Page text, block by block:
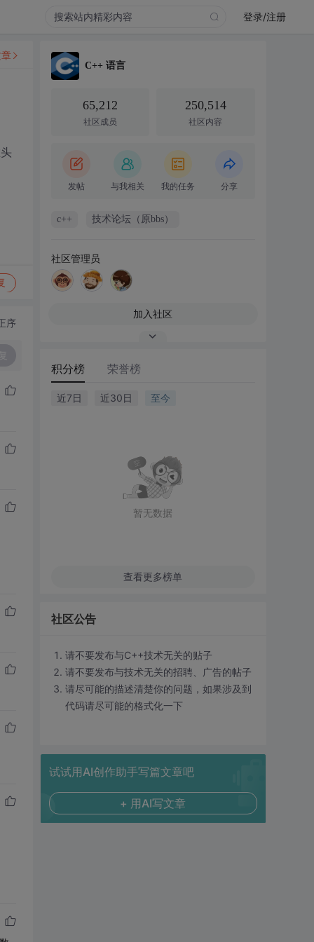
登录/注册
序
C++ 语言
65,212
社区成员
250,514
社区内容
发帖 与我相关 我的任务 分享
c++ 技术论坛（原bbs）
社区管理员
加入社区
积分榜 荣誉榜
近7日 近30日 至今
暂无数据
查看更多榜单
社区公告
请不要发布与C++技术无关的贴子
请不要发布与技术无关的招聘、广告的帖子
请尽可能的描述清楚你的问题，如果涉及到
代码请尽可能的格式化一下
试试用AI创作助手写篇文章吧
+ 用AI写文章